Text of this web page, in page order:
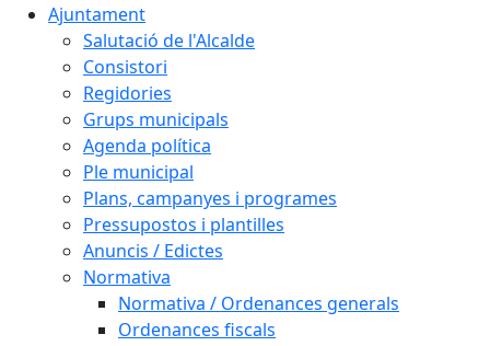
Ajuntament
Salutació de l'Alcalde
Consistori
Regidories
Grups municipals
Agenda política
Ple municipal
Plans, campanyes i programes
Pressupostos i plantilles
Anuncis / Edictes
Normativa
Normativa / Ordenances generals
Ordenances fiscals